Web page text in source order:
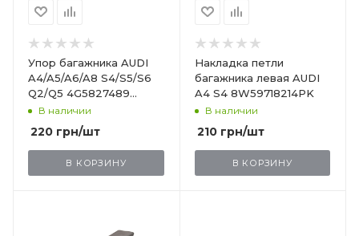
Упор багажника AUDI
A4/A5/A6/A8 S4/S5/S6
Q2/Q5 4G5827489
8K5827261
В наличии
220 грн/шт
В КОРЗИНУ
Накладка петли
багажника левая AUDI
A4 S4 8W59718214PK
В наличии
210грн/шт
В КОРЗИНУ